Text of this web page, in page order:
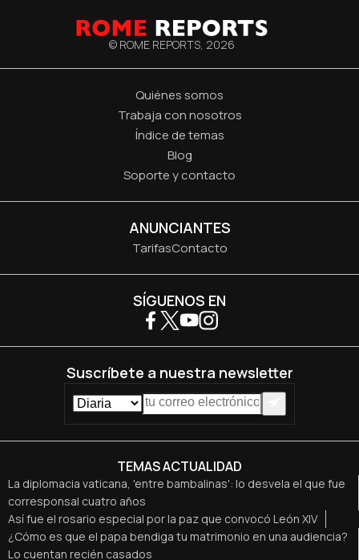
© ROME REPORTS, 2026
Quiénes somos
Trabaja con nosotros
Índice de temas
Blog
Soporte y contacto
ANUNCIANTES
TarifasContacto
TEMAS ACTUALIDAD
La diplomacia vaticana, 'entre bambalinas': lo desvela el que fue
corresponsal cuatro años
Así fue el rosario especial por la paz que convocó León XIV
¿Cómo es que el papa bendiga tu matrimonio en una audiencia?
Lo cuentan recién casados
SÍGUENOS EN
Suscríbete a nuestra newsletter